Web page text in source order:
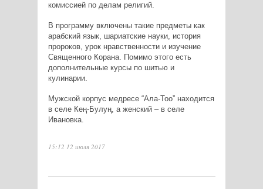
комиссией по делам религий.
В программу включены такие предметы как
арабский язык, шариатские науки, история
пророков, урок нравственности и изучение
Священного Корана. Помимо этого есть
дополнительные курсы по шитью и
кулинарии.
Мужской корпус медресе “Ала-Тоо” находится
в селе Кең-Булуң, а женский – в селе
Ивановка.
15:12 12 июля 2017